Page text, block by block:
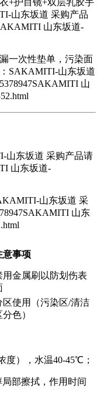
山东坂道 采购产品
山东坂道-
一次性垫单，污染面
SAKAMITI-山东坂道
山
山东坂道 采购产品请
山东坂道-
山东坂道 采
山东
意事项
用金属刷以防划伤表
区使用（污染区/清洁
分色）
度），水温40-45℃；
部擦拭，作用时间